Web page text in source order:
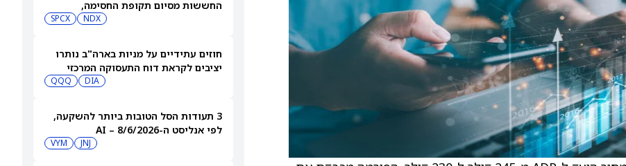
החששות מסיום תקופת החסימה,
NDX
SPCX
חוזים עתידיים על מניות בארה"ב נותרו
יציבים לקראת דוח התעסוקה המרכזי
DIA
QQQ
3 תעודות הסל הטובות ביותר להשקעה,
לפי אנליסט ה-AI – 8/6/2026
JNJ
VYM